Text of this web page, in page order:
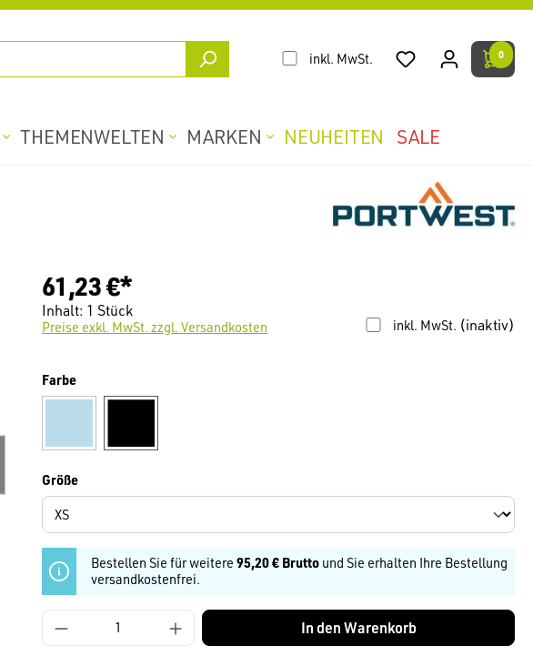
inkl. MwSt. 0
THEMENWELTEN MARKEN NEUHEITEN SALE
61,23 €*
Inhalt: 1 Stück
inkl. MwSt. (inaktiv)
Preise exkl. MwSt. zzgl. Versandkosten
Farbeauswählen
Größeauswählen
Bestellen Sie für weitere 95,20 € Brutto und Sie erhalten Ihre Bestellung
versandkostenfrei.
Produkt Anzahl: Gib den gewünschten Wert ein
In den Warenkorb